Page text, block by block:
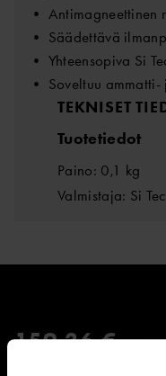
• Antimagneettinen
• Säädettävä
• Yhteensopiva Si
• Soveltuu
TEKNISET
Tuotetiedot
Paino: 0,1 kg
Valmistaja: Si
159,36 €